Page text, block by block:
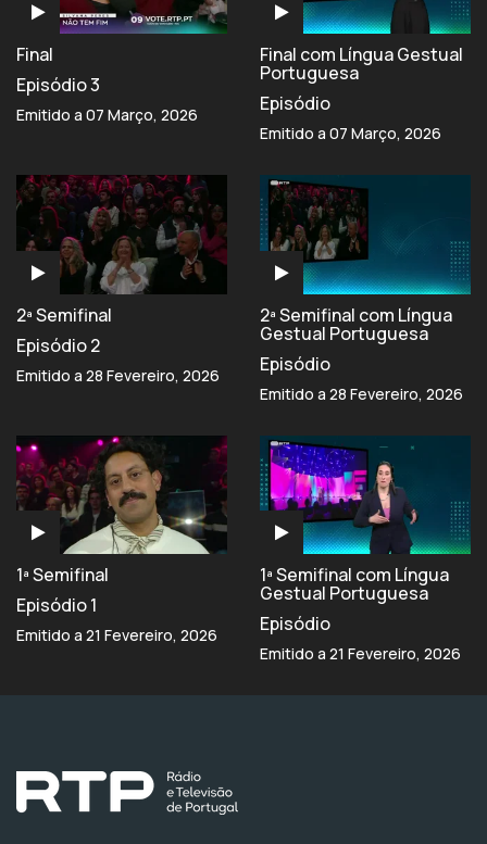
Final
Episódio 3
Emitido a 07 Março, 2026
Final com Língua Gestual
Portuguesa
Episódio
Emitido a 07 Março, 2026
2ª Semifinal
Episódio 2
Emitido a 28 Fevereiro, 2026
2ª Semifinal com Língua
Gestual Portuguesa
Episódio
Emitido a 28 Fevereiro, 2026
1ª Semifinal
Episódio 1
Emitido a 21 Fevereiro, 2026
1ª Semifinal com Língua
Gestual Portuguesa
Episódio
Emitido a 21 Fevereiro, 2026